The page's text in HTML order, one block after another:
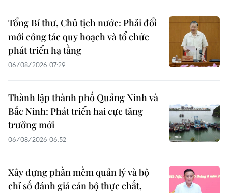
Tổng Bí thư, Chủ tịch nước: Phải đổi
mới công tác quy hoạch và tổ chức
phát triển hạ tầng
06/08/2026 07:29
Thành lập thành phố Quảng Ninh và
Bắc Ninh: Phát triển hai cực tăng
trưởng mới
06/08/2026 06:52
Xây dựng phần mềm quản lý và bộ
chỉ số đánh giá cán bộ thực chất,